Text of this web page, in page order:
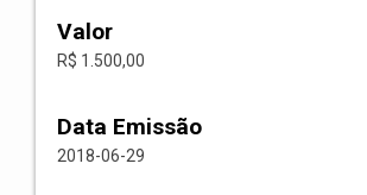
Valor
R$ 1.500,00
Data Emissão
2018-06-29